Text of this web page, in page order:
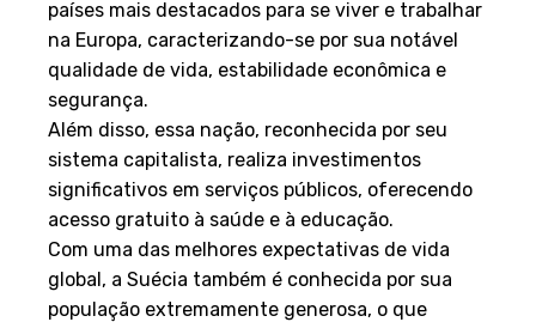
países mais destacados para se viver e trabalhar
na Europa, caracterizando-se por sua notável
qualidade de vida, estabilidade econômica e
segurança.
Além disso, essa nação, reconhecida por seu
sistema capitalista, realiza investimentos
significativos em serviços públicos, oferecendo
acesso gratuito à saúde e à educação.
Com uma das melhores expectativas de vida
global, a Suécia também é conhecida por sua
população extremamente generosa, o que